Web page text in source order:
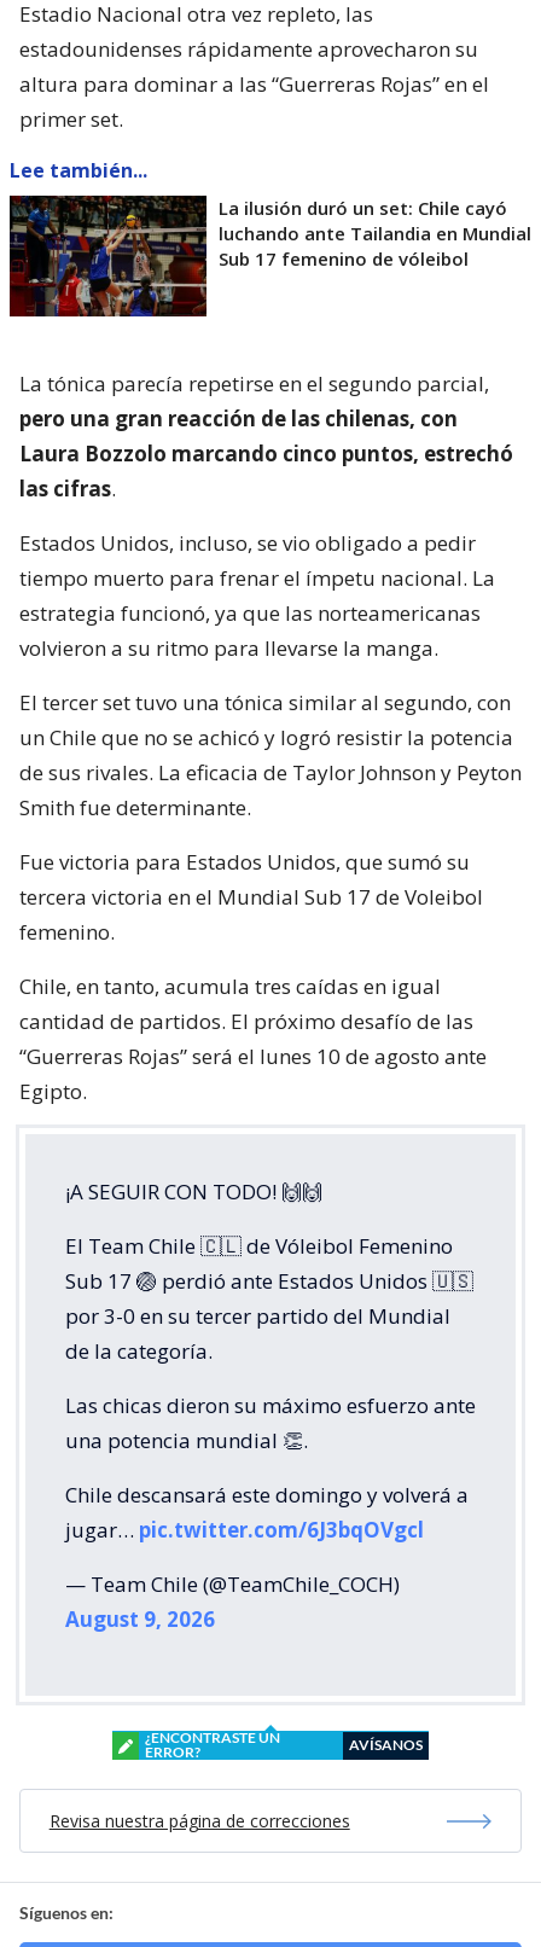
Estadio Nacional otra vez repleto, las
estadounidenses rápidamente aprovecharon su
altura para dominar a las “Guerreras Rojas” en el
primer set.
Lee también...
La ilusión duró un set: Chile cayó
luchando ante Tailandia en Mundial
Sub 17 femenino de vóleibol
La tónica parecía repetirse en el segundo parcial,
pero una gran reacción de las chilenas, con
Laura Bozzolo marcando cinco puntos, estrechó
las cifras.
Estados Unidos, incluso, se vio obligado a pedir
tiempo muerto para frenar el ímpetu nacional. La
estrategia funcionó, ya que las norteamericanas
volvieron a su ritmo para llevarse la manga.
El tercer set tuvo una tónica similar al segundo, con
un Chile que no se achicó y logró resistir la potencia
de sus rivales. La eficacia de Taylor Johnson y Peyton
Smith fue determinante.
Fue victoria para Estados Unidos, que sumó su
tercera victoria en el Mundial Sub 17 de Voleibol
femenino.
Chile, en tanto, acumula tres caídas en igual
cantidad de partidos. El próximo desafío de las
“Guerreras Rojas” será el lunes 10 de agosto ante
Egipto.
¡A SEGUIR CON TODO! 🙌🙌
El Team Chile 🇨🇱 de Vóleibol Femenino
Sub 17 🏐 perdió ante Estados Unidos 🇺🇸
por 3-0 en su tercer partido del Mundial
de la categoría.
Las chicas dieron su máximo esfuerzo ante
una potencia mundial 👏.
Chile descansará este domingo y volverá a
jugar… pic.twitter.com/6J3bqOVgcl
— Team Chile (@TeamChile_COCH)
August 9, 2026
¿ENCONTRASTE UN
ERROR?
AVÍSANOS
Revisa nuestra página de correcciones
Síguenos en: